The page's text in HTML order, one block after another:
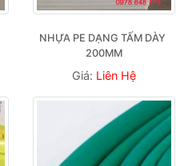
NHỰA PE DẠNG TẤM DÀY
200MM
Giá: Liên Hệ